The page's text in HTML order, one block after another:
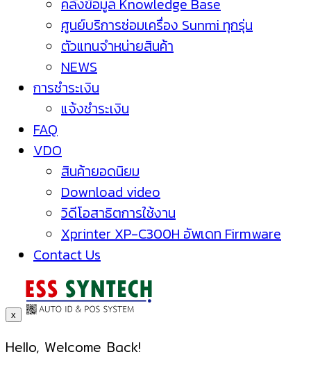
คลังข้อมูล Knowledge Base
ศูนย์บริการซ่อมเครื่อง Sunmi ทุกรุ่น
ตัวแทนจำหน่ายสินค้า
NEWS
การชำระเงิน
แจ้งชำระเงิน
FAQ
VDO
สินค้ายอดนิยม
Download video
วิดีโอสาธิตการใช้งาน
Xprinter XP-C300H อัพเดท Firmware
Contact Us
x
Hello, Welcome Back!